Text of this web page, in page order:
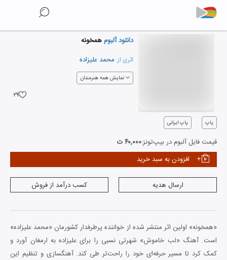
دانلود آلبومهمخونه
اثری از: محمد علیزاده
نمایش همه هنرمندان
۲۹
پاپ پاپ ایرانی
قیمت فایل آلبوم در بیپ‌تونز:۴۰,۰۰۰ ت
افزودن به سبد خرید
ارسال هدیه کسب درآمد از فروش
«همخونه» اولین اثر منتشر شده از خواننده پرطرفدار کشورمان «محمد علیزاده»
است. آهنگ «لب خاموش» شهرتی نسبی را برای علیزاده به ارمغان آورد و
کمک کرد تا مسیر حرفه‌ای خود را راحت‌تر طی کند. آهنگسازی و تنظیم این